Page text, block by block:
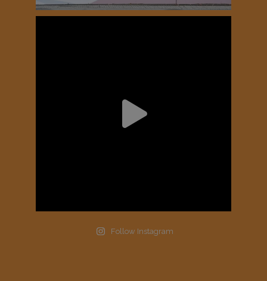
Follow Instagram